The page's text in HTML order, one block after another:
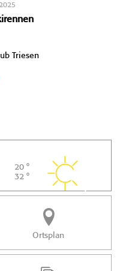
Triesen
20 °
32 °
Ortsplan